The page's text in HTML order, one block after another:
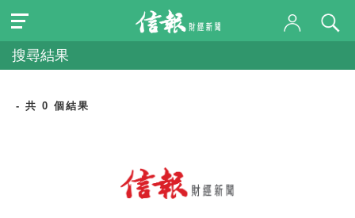
搜尋結果
- 共 0 個結果